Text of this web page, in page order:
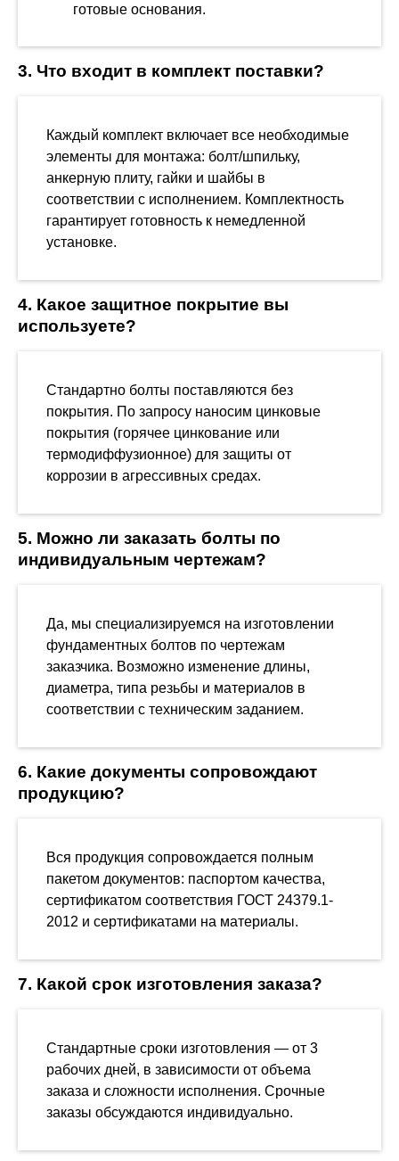
готовые основания.
3. Что входит в комплект поставки?
Каждый комплект включает все необходимые
элементы для монтажа: болт/шпильку,
анкерную плиту, гайки и шайбы в
соответствии с исполнением. Комплектность
гарантирует готовность к немедленной
установке.
4. Какое защитное покрытие вы
используете?
Стандартно болты поставляются без
покрытия. По запросу наносим цинковые
покрытия (горячее цинкование или
термодиффузионное) для защиты от
коррозии в агрессивных средах.
5. Можно ли заказать болты по
индивидуальным чертежам?
Да, мы специализируемся на изготовлении
фундаментных болтов по чертежам
заказчика. Возможно изменение длины,
диаметра, типа резьбы и материалов в
соответствии с техническим заданием.
6. Какие документы сопровождают
продукцию?
Вся продукция сопровождается полным
пакетом документов: паспортом качества,
сертификатом соответствия ГОСТ 24379.1-
2012 и сертификатами на материалы.
7. Какой срок изготовления заказа?
Стандартные сроки изготовления — от 3
рабочих дней, в зависимости от объема
заказа и сложности исполнения. Срочные
заказы обсуждаются индивидуально.